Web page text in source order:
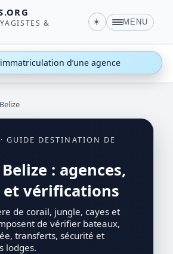
&
☀️ MENU
d’une agence
Belize
GUIDE DESTINATION DE
: agences,
vérifications
de corail, jungle, cayes et
de vérifier bateaux,
transferts, sécurité et
lodges.